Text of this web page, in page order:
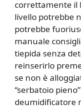
correttamente il
livello potrebbe
potrebbe
manuale
tiepida senza
reinserirlo
se non è
“serbatoio
deumidificatore